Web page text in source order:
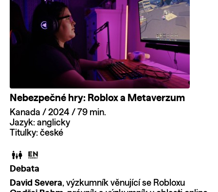
Nebezpečné hry: Roblox a Metaverzum
Kanada / 2024 / 79 min.
Jazyk: anglicky
Titulky: české
Debata
David Severa, výzkumník věnující se Robloxu